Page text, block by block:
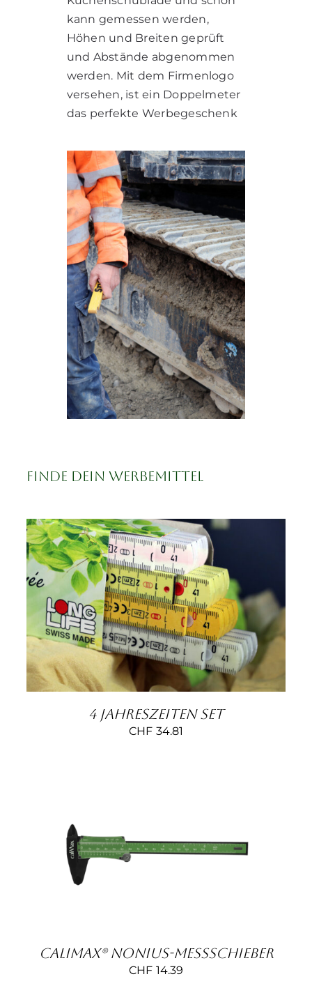
kann gemessen werden,
Höhen und Breiten geprüft
und Abstände abgenommen
werden. Mit dem Firmenlogo
versehen, ist ein Doppelmeter
das perfekte Werbegeschenk
Finde dein Werbemittel
IN DEN WARENKORB / DETAILS
4 Jahreszeiten Set
CHF 34.81
IN DEN WARENKORB / DETAILS
CaliMax® Nonius-Messschieber
CHF 14.39